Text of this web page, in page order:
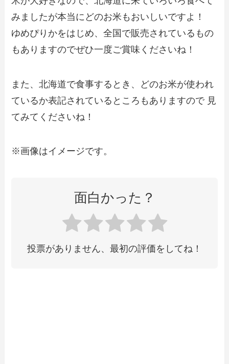
みましたが本当にどのお米もおいしいですよ！
ゆめぴりかをはじめ、全国で販売されているもの
もありますのでぜひ一度ご賞味くださいね！
また、北海道で食事するとき、どのお米が使われ
ているか表記されているところもありますので 見
てみてくださいね！
※画像はイメージです。
面白かった？
投票がありません、最初の評価をしてね！